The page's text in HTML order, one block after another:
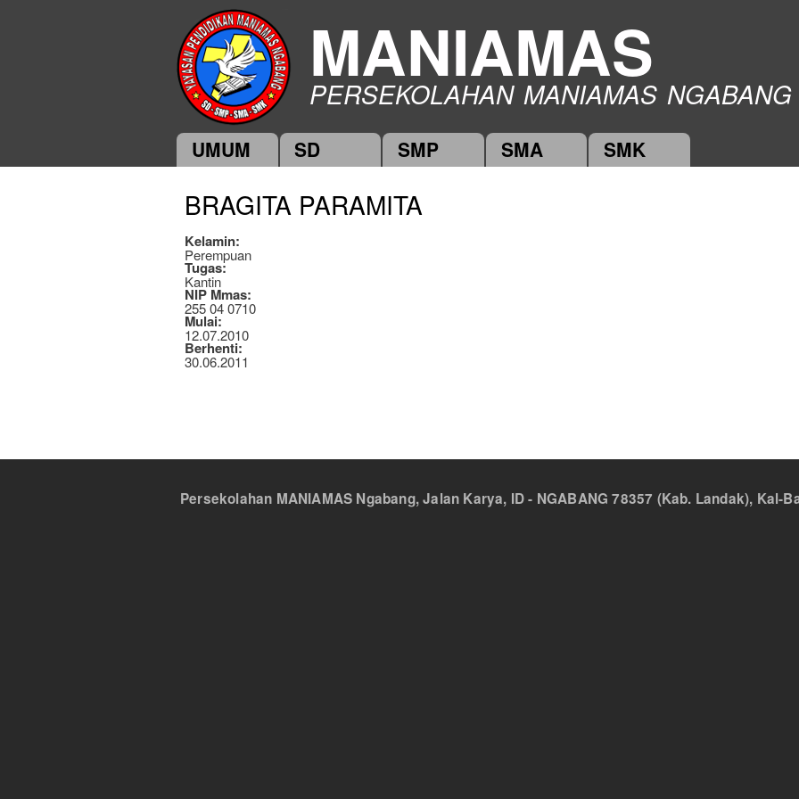
main
content
MANIAMAS
PERSEKOLAHAN MANIAMAS NGABANG
Main menu
UMUM SD SMP SMA SMK
BRAGITA PARAMITA
Kelamin:
Perempuan
Tugas:
Kantin
NIP Mmas:
255 04 0710
Mulai:
12.07.2010
Berhenti:
30.06.2011
Persekolahan MANIAMAS Ngabang, Jalan Karya, ID - NGABANG 78357 (Kab. Landak), Kal-